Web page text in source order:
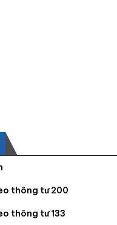
thông tư 200
thông tư 133